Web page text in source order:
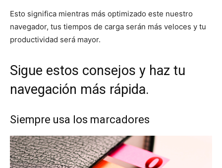
Esto significa mientras más optimizado este nuestro
navegador, tus tiempos de carga serán más veloces y tu
productividad será mayor.
Sigue estos consejos y haz tu
navegación más rápida.
Siempre usa los marcadores